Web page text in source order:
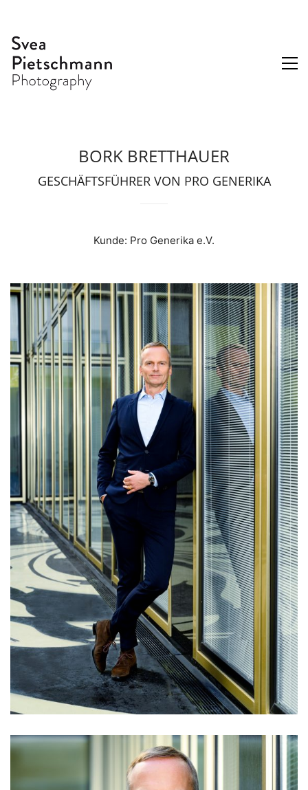
BORK BRETTHAUER
GESCHÄFTSFÜHRER VON PRO GENERIKA
Kunde: Pro Generika e.V.